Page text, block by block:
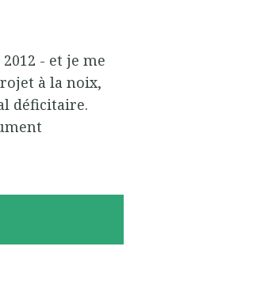
- et je me
à la noix,
déficitaire.